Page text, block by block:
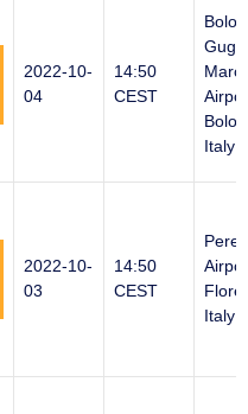
2022-10-
04
14:50
CEST
Italy
2022-10-
03
14:50
CEST
Italy